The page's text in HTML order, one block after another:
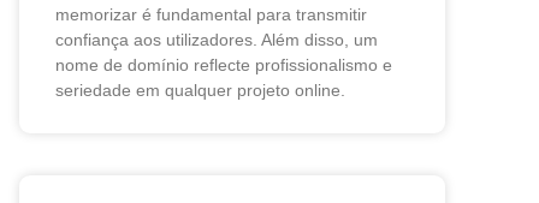
memorizar é fundamental para transmitir
confiança aos utilizadores. Além disso, um
nome de domínio reflecte profissionalismo e
seriedade em qualquer projeto online.